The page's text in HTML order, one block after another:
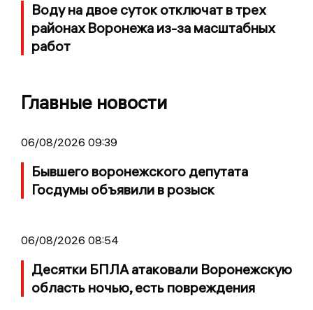
Воду на двое суток отключат в трех
районах Воронежа из-за масштабных
работ
Главные новости
06/08/2026 09:39
Бывшего воронежского депутата
Госдумы объявили в розыск
06/08/2026 08:54
Десятки БПЛА атаковали Воронежскую
область ночью, есть повреждения